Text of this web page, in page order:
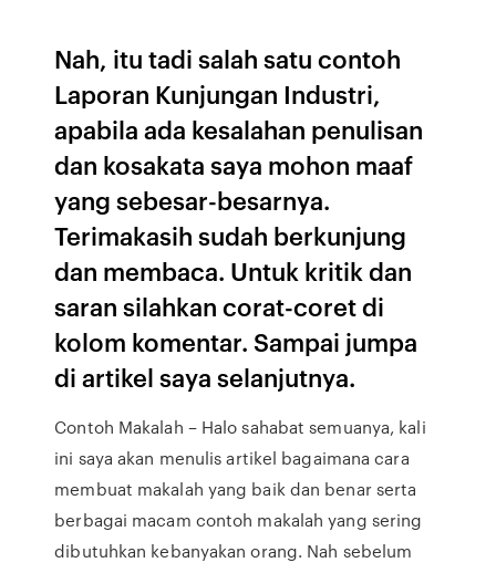
Nah, itu tadi salah satu contoh
Laporan Kunjungan Industri,
apabila ada kesalahan penulisan
dan kosakata saya mohon maaf
yang sebesar-besarnya.
Terimakasih sudah berkunjung
dan membaca. Untuk kritik dan
saran silahkan corat-coret di
kolom komentar. Sampai jumpa
di artikel saya selanjutnya.
Contoh Makalah – Halo sahabat semuanya, kali
ini saya akan menulis artikel bagaimana cara
membuat makalah yang baik dan benar serta
berbagai macam contoh makalah yang sering
dibutuhkan kebanyakan orang. Nah sebelum